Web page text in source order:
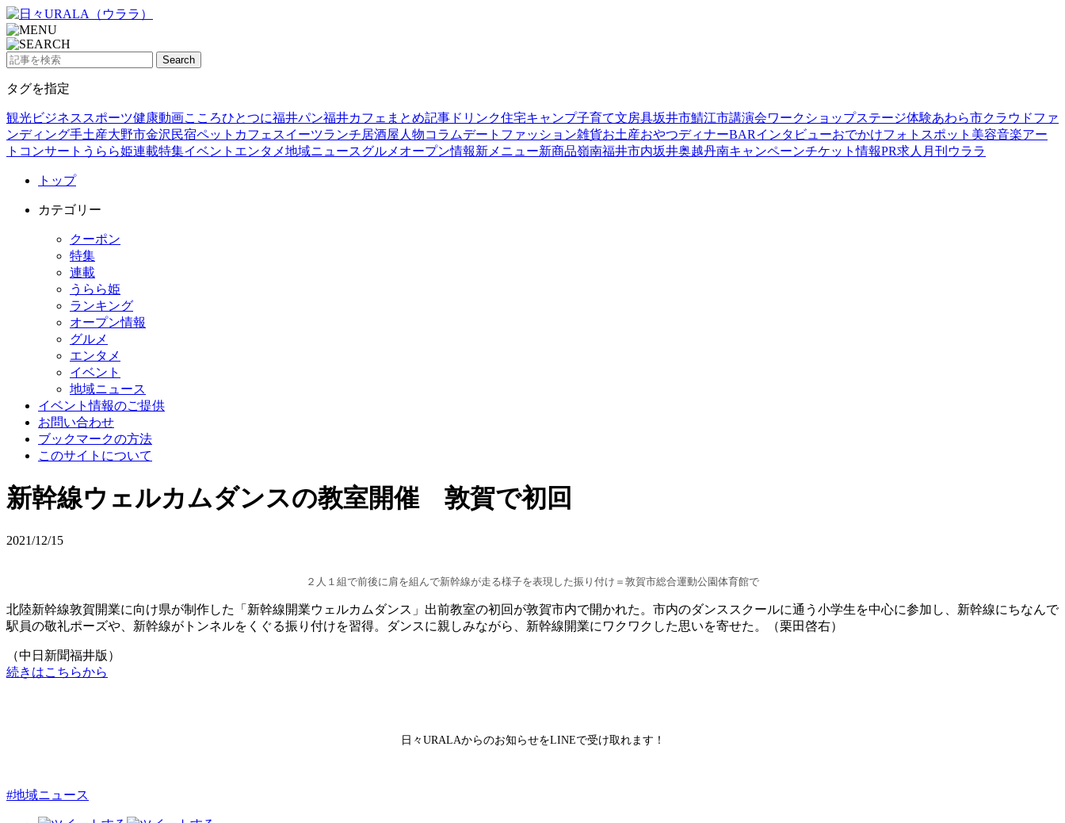
タグを指定
観光ビジネス スポーツ健康動画こころひとつに福井パン福井カフェ まとめ記事 ドリンク住宅キャンプ子育て文房具坂井市鯖江市講演会ワークショップステージ体験あわら市クラウドファ
ンディング手土産大野市金沢 民宿ペット カフェ スイーツランチ居酒屋 人物コラムデート ファッション雑貨お土産おやつディナーBARインタビューおでかけフォトスポット 美容音楽アー
ト コンサート うらら姫連載特集イベント エンタメ地域ニュースグルメ オープン情報新メニュー新商品嶺南福井市内坂井奥越丹南キャンペーンチケット情報PR求人 月刊ウララ
トップ
カテゴリー
クーポン
特集
連載
うらら姫
ランキング
オープン情報
グルメ
エンタメ
イベント
地域ニュース
イベント情報のご提供
お問い合わせ
ブックマークの方法
このサイトについて
新幹線ウェルカムダンスの教室開催 敦賀で初回
2021/12/15
２人１組で前後に肩を組んで新幹線が走る様子を表現した振り付け＝敦賀市総合運動公園体育館で
北陸新幹線敦賀開業に向け県が制作した「新幹線開業ウェルカムダンス」出前教室の初回が敦賀市内で開かれた。市内のダンススクールに通う小学生を中心に参加し、新幹線にちなんで
駅員の敬礼ポーズや、新幹線がトンネルをくぐる振り付けを習得。ダンスに親しみながら、新幹線開業にワクワクした思いを寄せた。（栗田啓右）
（中日新聞福井版）
続きはこちらから
日々URALAからのお知らせをLINEで受け取れます！
#地域ニュース